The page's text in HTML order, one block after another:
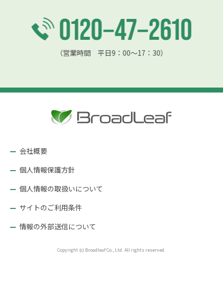
（営業時間 平日9：00〜17：30）
会社概要
個人情報保護方針
個人情報の取扱いについて
サイトのご利用条件
情報の外部送信について
Copyright (c) Broadleaf Co., Ltd. All rights reserved.